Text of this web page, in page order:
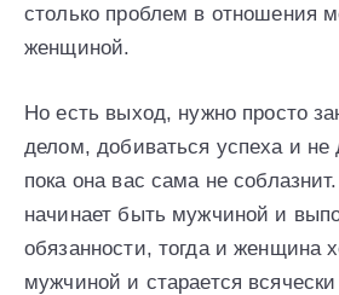
столько проблем в отношения
женщиной.
Но есть выход, нужно просто
делом, добиваться успеха и
пока она вас сама не
начинает быть мужчиной и
обязанности, тогда и женщина
мужчиной и старается всячески